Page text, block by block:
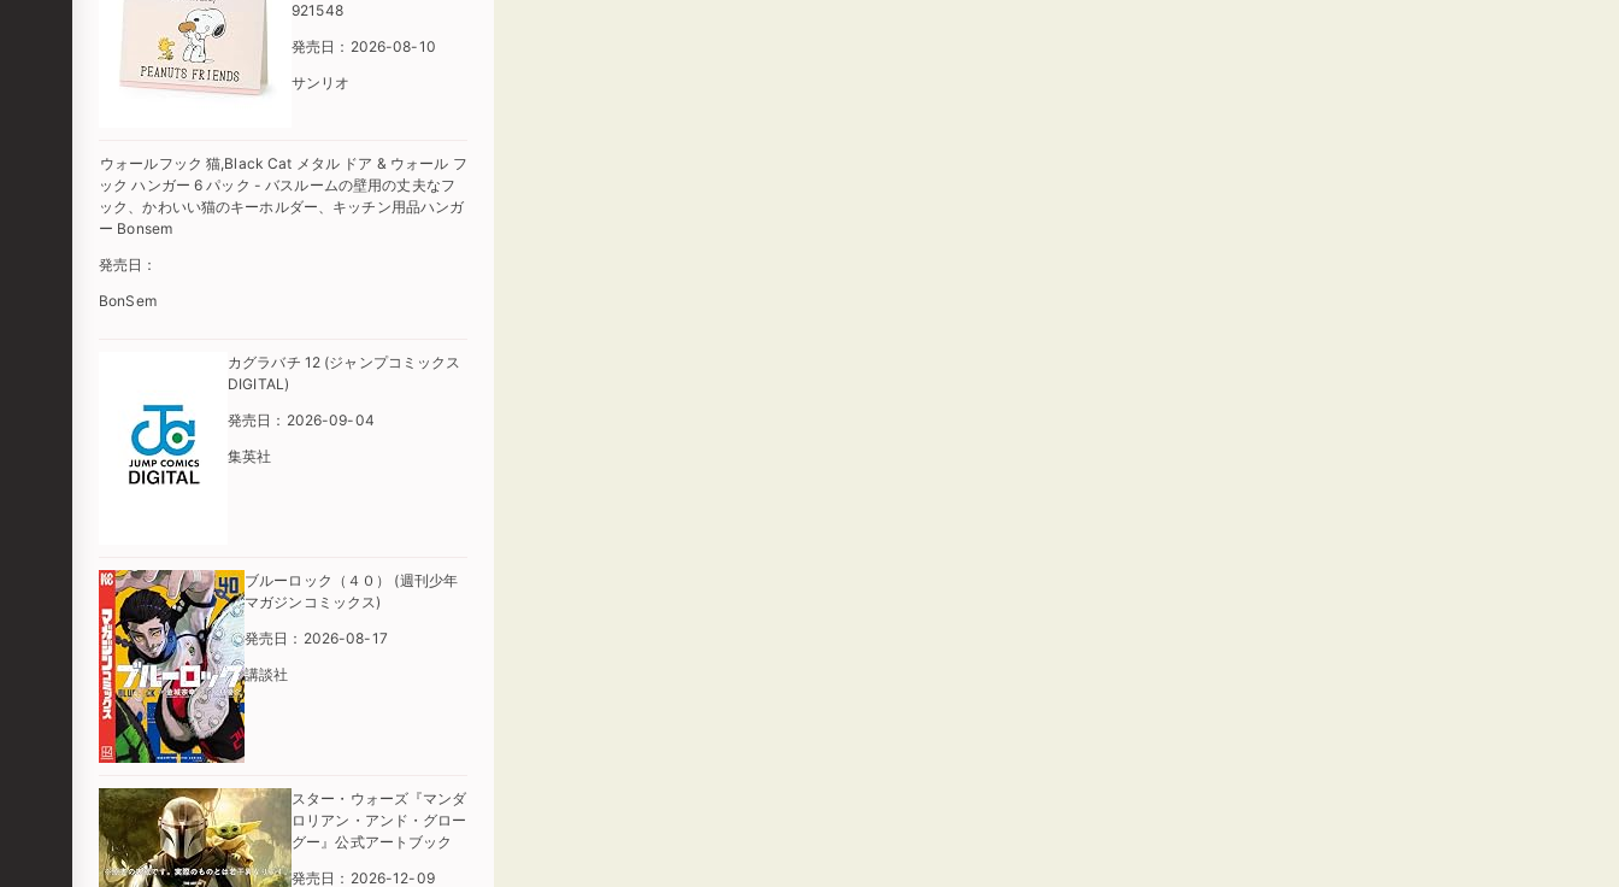
921548
発売日：2026-08-10
サンリオ
ウォールフック 猫,Black Cat メタル ドア & ウォール フ
ック ハンガー 6 パック - バスルームの壁用の丈夫なフ
ック、かわいい猫のキーホルダー、キッチン用品ハンガ
ー Bonsem
発売日：
BonSem
カグラバチ 12 (ジャンプコミックス
DIGITAL)
発売日：2026-09-04
集英社
ブルーロック（４０） (週刊少年
マガジンコミックス)
発売日：2026-08-17
講談社
スター・ウォーズ『マンダ
ロリアン・アンド・グロー
グー』公式アートブック
発売日：2026-12-09